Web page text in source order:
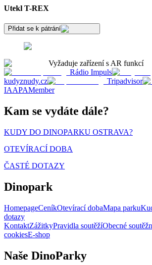
Utekl T-REX
Přidat se k pátrání
Vyžaduje zařízení s AR funkcí
Rádio Impuls
kudyznudy.cz
Tripadvisor
IAAPAMember
Kam se vydáte dále?
KUDY DO DINOPARKU OSTRAVA?
OTEVÍRACÍ DOBA
ČASTÉ DOTAZY
Dinopark
HomepageCeníkOtevírací dobaMapa parku
dotazy
KontaktZážitkyPravidla soutěžíObecné
cookiesE-shop
Naše DinoParky